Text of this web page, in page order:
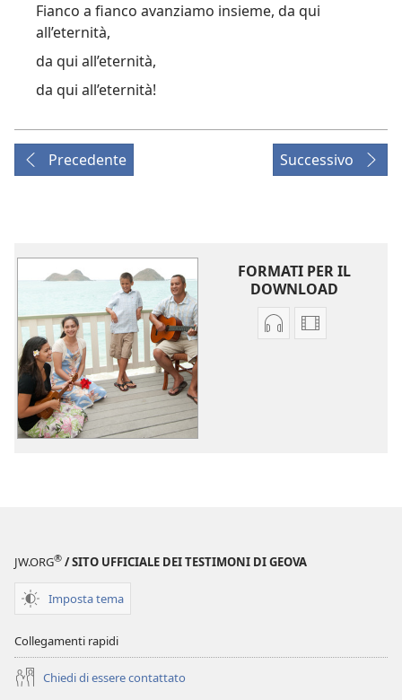
Fianco a fianco avanziamo insieme, da qui
all’eternità,
da qui all’eternità,
da qui all’eternità!
Precedente Successivo
FORMATI PER IL
DOWNLOAD
OpzioniOpzioni
JW.ORG® / SITO UFFICIALE DEI TESTIMONI DI GEOVA
Imposta tema
Collegamenti rapidi
Chiedi di essere contattato